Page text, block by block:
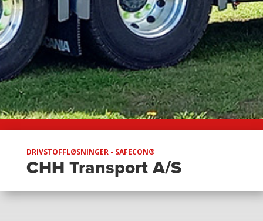
DRIVSTOFFLØSNINGER - SAFECON®
CHH Transport A/S